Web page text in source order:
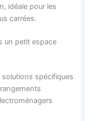
idéale pour les
carrées.
un petit espace
solutions spécifiques